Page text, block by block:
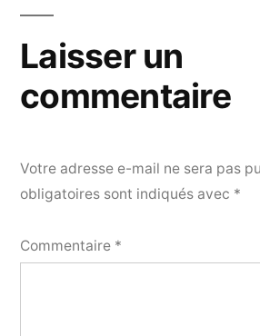
Laisser un
commentaire
Votre adresse e-mail ne sera pas
obligatoires sont indiqués avec *
Commentaire *